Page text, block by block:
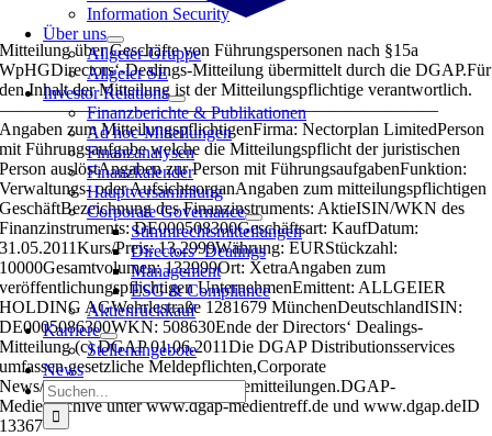
Information Security
Über uns
Allgeier-Gruppe
Allgeier SE
Investor Relations
Finanzberichte & Publikationen
Ad hoc-Mitteilungen
Finanzanalysen
Finanzkalender
Hauptversammlung
Corporate Governance
Stimmrechtsmitteilungen
Directors‘ Dealings
Management
ESG & Compliance
Aktienrückkauf
Karriere
Stellenangebote
News
Suche
nach:
Mitteilung über Geschäfte von Führungspersonen nach §15a
WpHGDirectors‘-Dealings-Mitteilung übermittelt durch die DGAP.Für
den Inhalt der Mitteilung ist der Mitteilungspflichtige verantwortlich.
—————————————————————————
Angaben zum MitteilungspflichtigenFirma: Nectorplan LimitedPerson
mit Führungsaufgabe welche die Mitteilungspflicht der juristischen
Person auslöstAngaben zur Person mit FührungsaufgabenFunktion:
Verwaltungs- oder AufsichtsorganAngaben zum mitteilungspflichtigen
GeschäftBezeichnung des Finanzinstruments: AktieISIN/WKN des
Finanzinstruments: DE000508300Geschäftsart: KaufDatum:
31.05.2011Kurs/Preis: 13,2999Währung: EURStückzahl:
10000Gesamtvolumen: 132999Ort: XetraAngaben zum
veröffentlichungspflichtigen UnternehmenEmittent: ALLGEIER
HOLDING AGWehrlestraße 1281679 MünchenDeutschlandISIN:
DE0005086300WKN: 508630Ende der Directors‘ Dealings-
Mitteilung (c) DGAP 01.06.2011Die DGAP Distributionsservices
umfassen gesetzliche Meldepflichten,Corporate
News/Finanznachrichten und Pressemitteilungen.DGAP-
Medienarchive unter www.dgap-medientreff.de und www.dgap.deID
13367